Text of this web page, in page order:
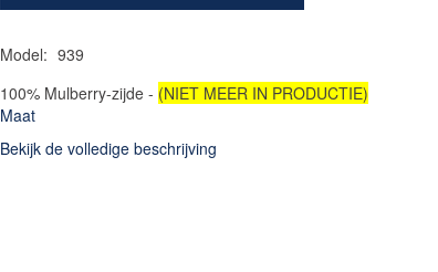
Model: 939
100% Mulberry-zijde - (NIET MEER IN PRODUCTIE)
Maat
Bekijk de volledige beschrijving